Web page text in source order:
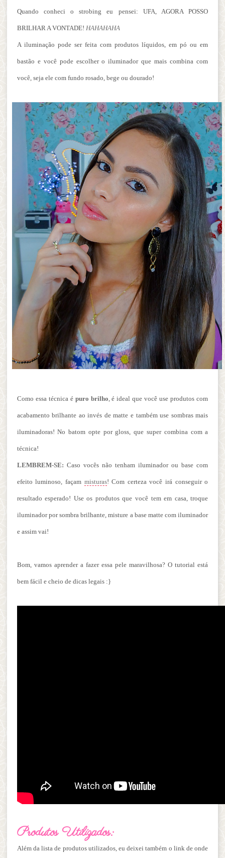
Quando conheci o strobing eu pensei: UFA, AGORA POSSO
BRILHAR A VONTADE! HAHAHAHA
A iluminação pode ser feita com produtos líquidos, em pó ou em
bastão e você pode escolher o iluminador que mais combina com
você, seja ele com fundo rosado, bege ou dourado!
Como essa técnica é puro brilho , é ideal que você use produtos com
acabamento brilhante ao invés de matte e também use sombras mais
iluminadoras! No batom opte por gloss, que super combina com a
técnica!
LEMBREM-SE: Caso vocês não tenham iluminador ou base com
efeito luminoso, façam misturas! Com certeza você irá conseguir o
resultado esperado! Use os produtos que você tem em casa, troque
iluminador por sombra brilhante, misture a base matte com iluminador
e assim vai!
Bom, vamos aprender a fazer essa pele maravilhosa?O tutorial está
bem fácil e cheio de dicas legais :}
Produtos Utilizados:
Além da lista de produtos utilizados, eu deixei também o link de onde